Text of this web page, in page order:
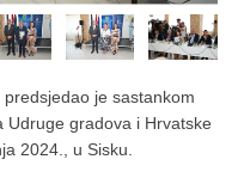
je sastankom
Udruge gradova i Hrvatske
2024., u Sisku.